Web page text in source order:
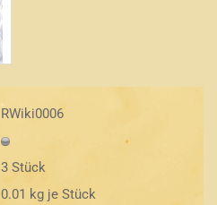
RWiki0006
3 Stück
0.01 kg je Stück